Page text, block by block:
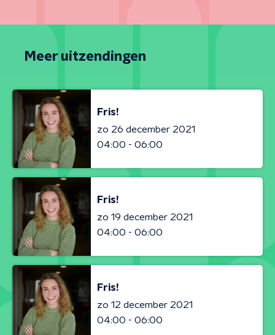
Meer uitzendingen
Fris!
zo 26 december 2021
04:00 - 06:00
Fris!
zo 19 december 2021
04:00 - 06:00
Fris!
zo 12 december 2021
04:00 - 06:00